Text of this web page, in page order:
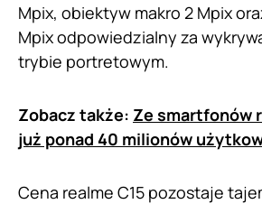
Mpix, obiektyw makro 2 Mpix
Mpix odpowiedzialny za
trybie portretowym.
Zobacz także: Ze smartfonów
już ponad 40 milionów
Cena realme C15 pozostaje